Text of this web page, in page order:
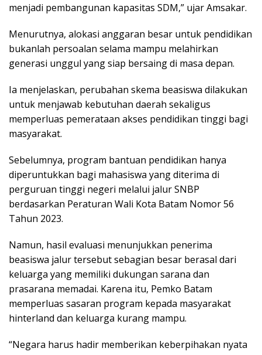
menjadi pembangunan kapasitas SDM,” ujar Amsakar.
Menurutnya, alokasi anggaran besar untuk pendidikan
bukanlah persoalan selama mampu melahirkan
generasi unggul yang siap bersaing di masa depan.
Ia menjelaskan, perubahan skema beasiswa dilakukan
untuk menjawab kebutuhan daerah sekaligus
memperluas pemerataan akses pendidikan tinggi bagi
masyarakat.
Sebelumnya, program bantuan pendidikan hanya
diperuntukkan bagi mahasiswa yang diterima di
perguruan tinggi negeri melalui jalur SNBP
berdasarkan Peraturan Wali Kota Batam Nomor 56
Tahun 2023.
Namun, hasil evaluasi menunjukkan penerima
beasiswa jalur tersebut sebagian besar berasal dari
keluarga yang memiliki dukungan sarana dan
prasarana memadai. Karena itu, Pemko Batam
memperluas sasaran program kepada masyarakat
hinterland dan keluarga kurang mampu.
“Negara harus hadir memberikan keberpihakan nyata